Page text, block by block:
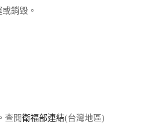
銷毀。
查閱衛福部連結(台灣地區)